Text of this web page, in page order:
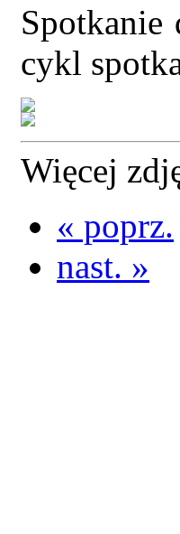
Spotkanie
cykl
Więcej
« poprz.
nast. »